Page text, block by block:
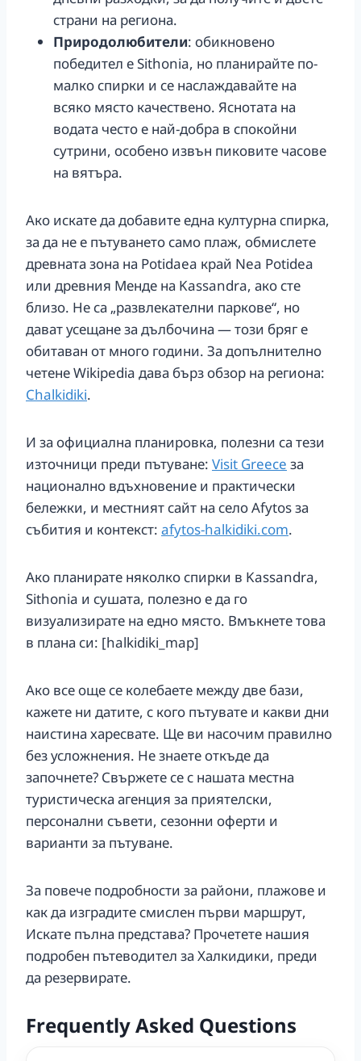
страни на региона.
Природолюбители: обикновено
победител е Sithonia, но планирайте по-
малко спирки и се наслаждавайте на
всяко място качествено. Яснотата на
водата често е най-добра в спокойни
сутрини, особено извън пиковите часове
на вятъра.
Ако искате да добавите една културна спирка,
за да не е пътуването само плаж, обмислете
древната зона на Potidaea край Nea Potidea
или древния Менде на Kassandra, ако сте
близо. Не са „развлекателни паркове“, но
дават усещане за дълбочина — този бряг е
обитаван от много години. За допълнително
четене Wikipedia дава бърз обзор на региона:
Chalkidiki.
И за официална планировка, полезни са тези
източници преди пътуване: Visit Greece за
национално вдъхновение и практически
бележки, и местният сайт на село Afytos за
събития и контекст: afytos-halkidiki.com.
Ако планирате няколко спирки в Kassandra,
Sithonia и сушата, полезно е да го
визуализирате на едно място. Вмъкнете това
в плана си: [halkidiki_map]
Ако все още се колебаете между две бази,
кажете ни датите, с кого пътувате и какви дни
наистина харесвате. Ще ви насочим правилно
без усложнения. Не знаете откъде да
започнете? Свържете се с нашата местна
туристическа агенция за приятелски,
персонални съвети, сезонни оферти и
варианти за пътуване.
За повече подробности за райони, плажове и
как да изградите смислен първи маршрут,
Искате пълна представа? Прочетете нашия
подробен пътеводител за Халкидики, преди
да резервирате.
Frequently Asked Questions